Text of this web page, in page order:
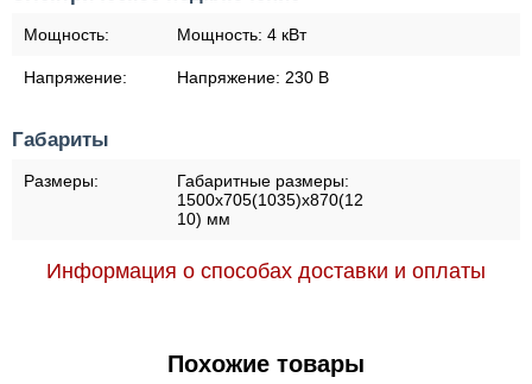
Мощность: Мощность: 4 кВт
Напряжение: Напряжение: 230 В
Габариты
Размеры:
Габаритные размеры:
1500х705(1035)х870(12
10) мм
Информация о способах доставки и оплаты
Похожие товары